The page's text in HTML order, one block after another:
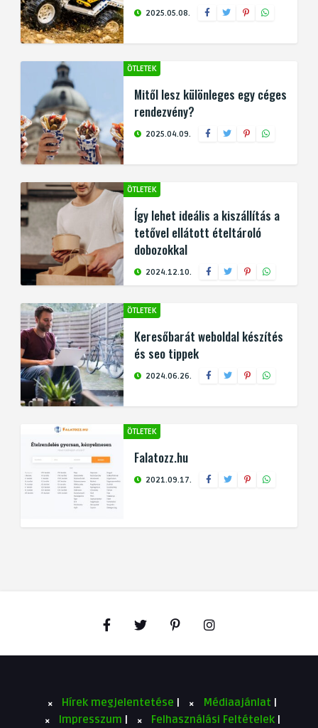
2025.05.08.
ÖTLETEK
Mitől lesz különleges egy céges
rendezvény?
2025.04.09.
ÖTLETEK
Így lehet ideális a kiszállítás a
tetővel ellátott ételtároló
dobozokkal
2024.12.10.
ÖTLETEK
Keresőbarát weboldal készítés
és seo tippek
2024.06.26.
ÖTLETEK
Falatozz.hu
2021.09.17.
Hírek megjelentetése | Médiaajánlat |
Impresszum | Felhasználási Feltételek |